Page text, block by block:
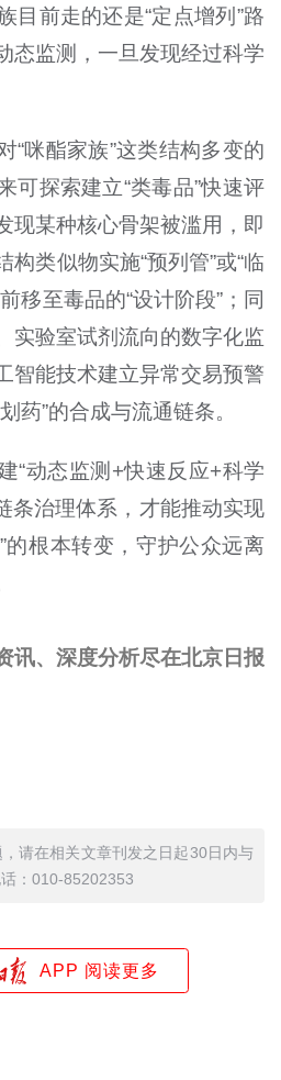
目前走的还是“定点增列”路
态监测，一旦发现经过科学
“咪酯家族”这类结构多变的
可探索建立“类毒品”快速评
现某种核心骨架被滥用，即
类似物实施“预列管”或“临
移至毒品的“设计阶段”；同
实验室试剂流向的数字化监
智能技术建立异常交易预警
药”的合成与流通链条。
“动态监测+快速反应+科学
条治理体系，才能推动实现
的根本转变，守护公众远离
讯、深度分析尽在北京日报
请在相关文章刊发之日起30日内与
：010-85202353
APP 阅读更多